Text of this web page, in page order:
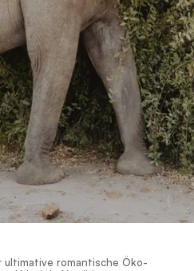
ultimative romantische Öko-